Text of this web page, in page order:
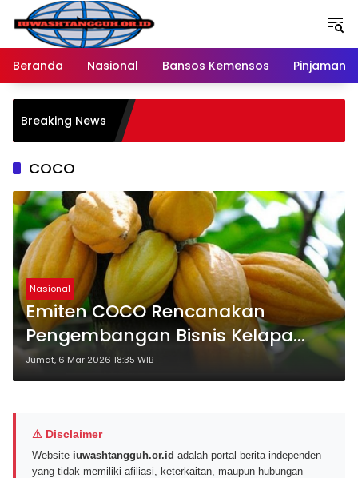
Langsung
konten
Beranda
Nasional Bansos Kemensos Pinjaman
Breaking News
COCO
Nasional
Emiten COCO Rencanakan
Pengembangan Bisnis Kelapa
Sawit Menuju Pasar Global
Jumat, 6 Mar 2026 18:35 WIB
⚠ Disclaimer
Website iuwashtangguh.or.id adalah portal berita independen
yang tidak memiliki afiliasi, keterkaitan, maupun hubungan